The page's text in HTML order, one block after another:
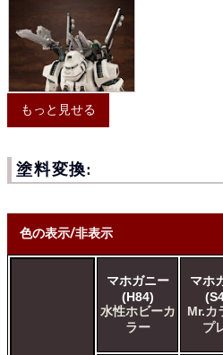
もっと見せる
塗料変換:
色の表示/非表示
* ボックスをオン/オフにして、同
Uncheck ALL
マホガニー
(H84)
水性ホビーカ
ラー
マホ
Mr.カ
プ